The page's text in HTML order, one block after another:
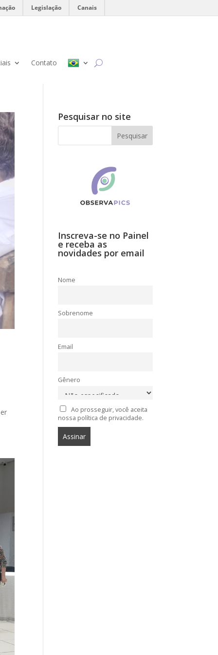
Legislação Canais
Contato
Pesquisar no site
Inscreva-se no Painel
e receba as
novidades por email
Nome
Sobrenome
Email
Gênero
Ao prosseguir, você aceita
nossa política de privacidade.